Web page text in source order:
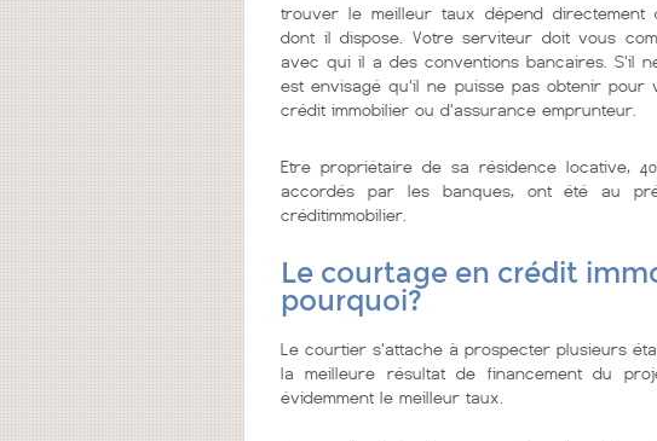
trouver le meilleur taux dépend directement
dont il dispose. Votre serviteur doit vous
avec qui il a des conventions bancaires. S'il
est envisagé qu'il ne puisse pas obtenir
crédit immobilier ou d'assurance emprunteur.
Etre propriétaire de sa résidence locative,
accordés par les banques, ont été au
créditimmobilier.
Le courtage en crédit
pourquoi?
Le courtier s'attache à prospecter plusieurs
la meilleure résultat de financement du
évidemment le meilleur taux.